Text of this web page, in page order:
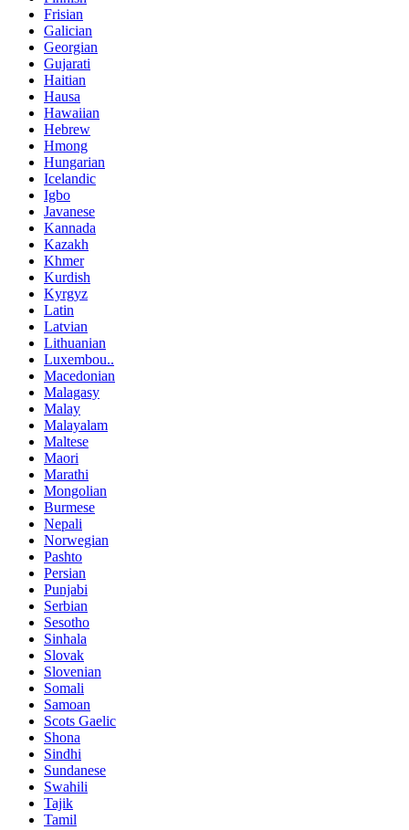
Frisian
Galician
Georgian
Gujarati
Haitian
Hausa
Hawaiian
Hebrew
Hmong
Hungarian
Icelandic
Igbo
Javanese
Kannada
Kazakh
Khmer
Kurdish
Kyrgyz
Latin
Latvian
Lithuanian
Luxembou..
Macedonian
Malagasy
Malay
Malayalam
Maltese
Maori
Marathi
Mongolian
Burmese
Nepali
Norwegian
Pashto
Persian
Punjabi
Serbian
Sesotho
Sinhala
Slovak
Slovenian
Somali
Samoan
Scots Gaelic
Shona
Sindhi
Sundanese
Swahili
Tajik
Tamil